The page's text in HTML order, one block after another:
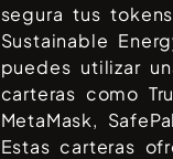
segura tus
Sustainable
puedes utilizar
carteras como
MetaMask,
Estas carteras